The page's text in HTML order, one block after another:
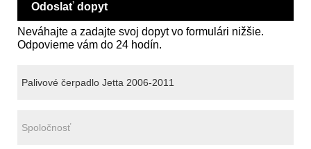
Odoslať dopyt
Neváhajte a zadajte svoj dopyt vo formulári nižšie.
Odpovieme vám do 24 hodín.